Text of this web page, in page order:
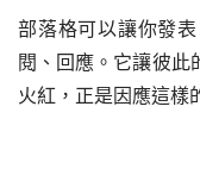
部落格可以讓你發
閱、回應。它讓彼此
火紅，正是因應這樣